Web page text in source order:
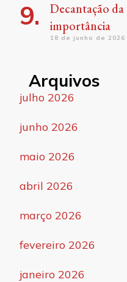
Decantação da
importância
18 de junho de 2026
Arquivos
julho 2026
junho 2026
maio 2026
abril 2026
março 2026
fevereiro 2026
janeiro 2026